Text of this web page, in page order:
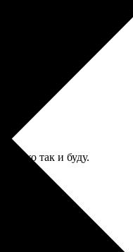
так и буду.